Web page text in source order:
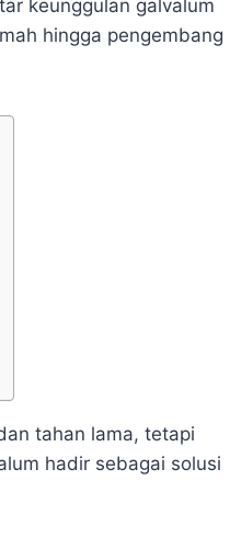
keunggulan galvalum
hingga pengembang
tahan lama, tetapi
hadir sebagai solusi